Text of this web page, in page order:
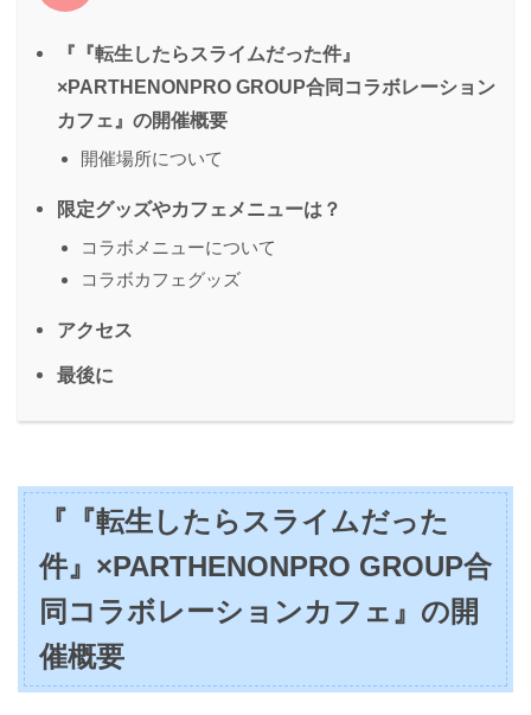
『『転生したらスライムだった件』
×PARTHENONPRO GROUP合同コラボレーション
カフェ』の開催概要
開催場所について
限定グッズやカフェメニューは？
コラボメニューについて
コラボカフェグッズ
アクセス
最後に
『『転生したらスライムだった
件』×PARTHENONPRO GROUP合
同コラボレーションカフェ』の開
催概要